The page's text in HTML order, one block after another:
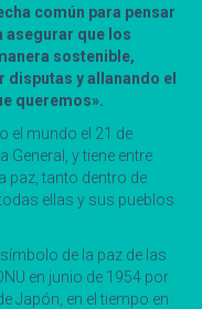
común para pensar
asegurar que los
sostenible,
y allanando el
queremos».
el mundo el 21 de
General, y tiene entre
paz, tanto dentro de
ellas y sus pueblos.
de la paz de las
en junio de 1954 por
Japón, en el tiempo en